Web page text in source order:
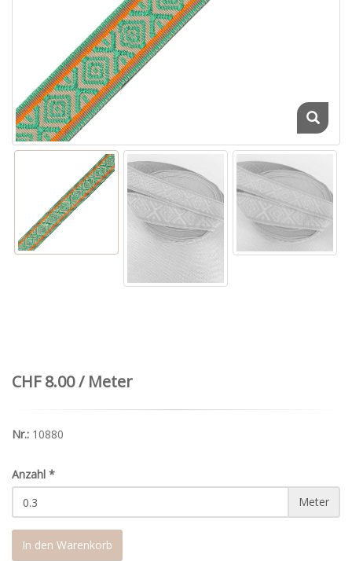
CHF 8.00 / Meter
Nr.: 10880
Anzahl *
Meter
In den Warenkorb